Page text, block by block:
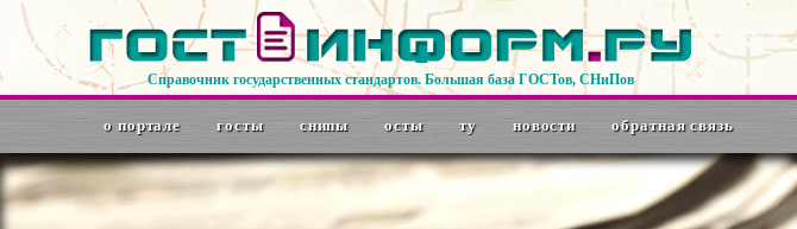
Справочник государственных стандартов. Большая база ГОСТов, СНиПов
о портале госты снипы осты ту новости обратная связь